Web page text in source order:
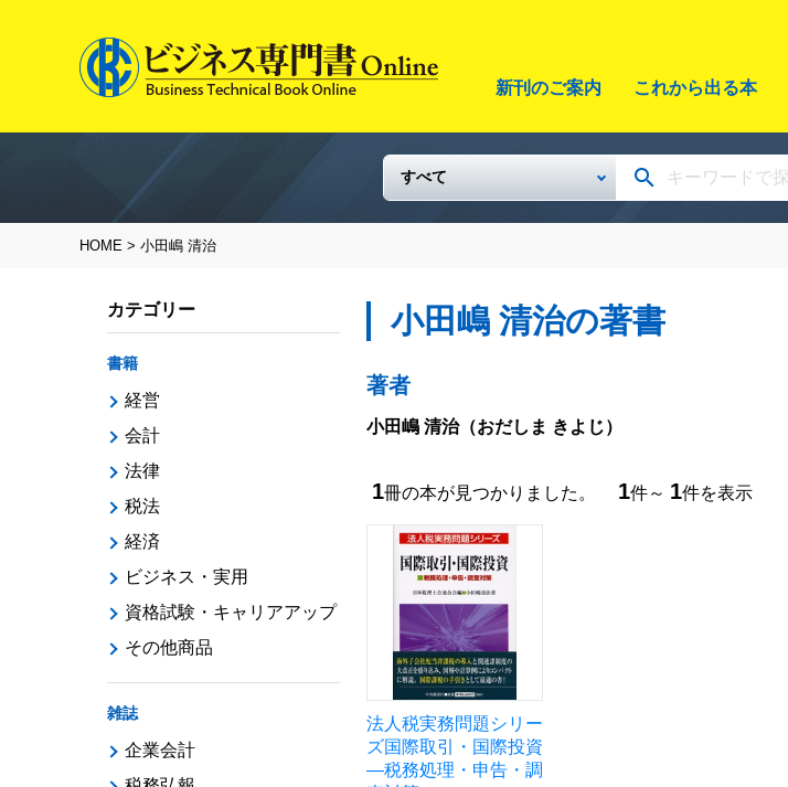
新刊のご案内 これから出る本
HOME > 小田嶋 清治
小田嶋 清治の著書
著者
小田嶋 清治（おだしま きよじ）
1冊の本が見つかりました。 1件～ 1件を表示
法人税実務問題シリー
ズ国際取引・国際投資
―税務処理・申告・調
カテゴリー
書籍
経営
会計
法律
税法
経済
ビジネス・実用
資格試験・キャリアアップ
その他商品
雑誌
企業会計